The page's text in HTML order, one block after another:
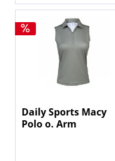
Daily Sports Macy
Polo o. Arm